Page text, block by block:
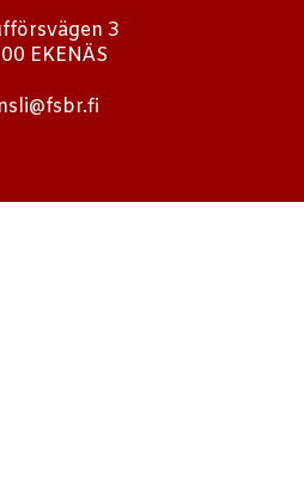
3
EKENÄS